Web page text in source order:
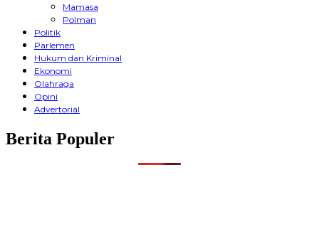
Mamasa
Polman
Politik
Parlemen
Hukum dan Kriminal
Ekonomi
Olahraga
Opini
Advertorial
Berita Populer